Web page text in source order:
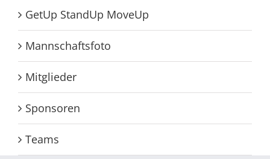
Events
GetUp StandUp MoveUp
Mannschaftsfoto
Mitglieder
Sponsoren